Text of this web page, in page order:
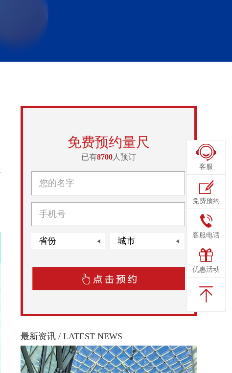
免费预约量尺
已有8700 人预订
最新资讯 / LATEST NEWS
客服
免费预约
客服电话
优惠活动